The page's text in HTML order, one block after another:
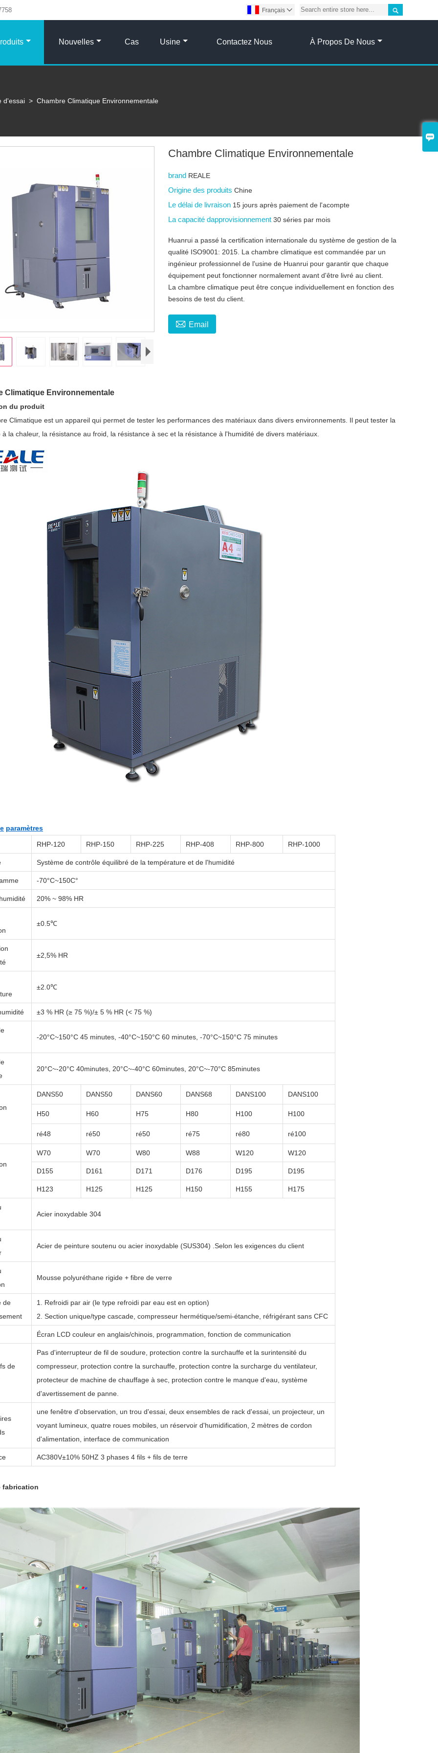


Français 
Nouvelles Cas Usine Contactez Nous À Propos De Nous
d'essai > Chambre Climatique Environnementale
Chambre Climatique Environnementale
brand REALE
Origine des produitsChine
Le délai de livraison 15 jours après paiement de l'acompte
La capacité dapprovisionnement30 séries par mois
Huanrui a passé la certification internationale du système de gestion de la
qualité ISO9001: 2015. La chambre climatique est commandée par un
ingénieur professionnel de l'usine de Huanrui pour garantir que chaque
équipement peut fonctionner normalement avant d'être livré au client.
La chambre climatique peut être conçue individuellement en fonction des
besoins de test du client.
 Email
Climatique Environnementale
du produit
Climatique est un appareil qui permet de tester les performances des matériaux dans divers environnements. Il peut tester la
à la chaleur, la résistance au froid, la résistance à sec et la résistance à l'humidité de divers matériaux.
paramètres
RHP-120 RHP-150 RHP-225 RHP-408 RHP-800 RHP-1000
Système de contrôle équilibré de la température et de l'humidité
-70°C~150C°
20% ~ 98% HR
±0.5℃
±2,5% HR
±2.0℃
±3 % HR (≥ 75 %)/± 5 % HR (< 75 %)
-20°C~150°C 45 minutes, -40°C~150°C 60 minutes, -70°C~150°C 75 minutes
20°C~-20°C 40minutes, 20°C~-40°C 60minutes, 20°C~-70°C 85minutes
DANS50 DANS50 DANS60 DANS68 DANS100 DANS100
H50 H60 H75 H80 H100 H100
ré48 ré50 ré50 ré75 ré80 ré100
W70 W70 W80 W88 W120 W120
D155 D161 D171 D176 D195 D195
H123 H125 H125 H150 H155 H175
Acier inoxydable 304
Acier de peinture soutenu ou acier inoxydable (SUS304) Selon les exigences du client
Mousse polyuréthane rigide + fibre de verre
de
1. Refroidi par air (le type refroidi par eau est en option)
2. Section unique/type cascade, compresseur hermétique/semi-étanche, réfrigérant sans CFC
Écran LCD couleur en anglais/chinois, programmation, fonction de communication
de
Pas d'interrupteur de fil de soudure, protection contre la surchauffe et la surintensité du
compresseur, protection contre la surchauffe, protection contre la surcharge du ventilateur,
protecteur de machine de chauffage à sec, protection contre le manque d'eau, système
d'avertissement de panne.
une fenêtre d'observation, un trou d'essai, deux ensembles de rack d'essai, un projecteur, un
voyant lumineux, quatre roues mobiles, un réservoir d'humidification, 2 mètres de cordon
d'alimentation, interface de communication
AC380V±10% 50HZ 3 phases 4 fils + fils de terre
fabrication